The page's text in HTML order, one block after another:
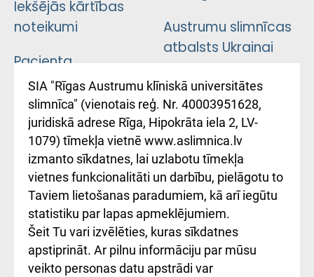
Iekšējās kārtības
noteikumi
Pacienta
atsauksmju/sūdzību
iesniegšanas
kārtība
Kā pie mums nokļūt
Rēķinu apmaksas
ceļvedis
Rekvizīti un
ārstniecības
Austrumu slimnīcas
atbalsts Ukrainai
Підтримка Східної
лікарні та співпраця з
Україною
SIA "Rīgas Austrumu klīniskā universitātes
slimnīca" (vienotais reģ. Nr. 40003951628,
juridiskā adrese Rīga, Hipokrāta iela 2, LV-
1079) tīmekļa vietnē www.aslimnica.lv
izmanto sīkdatnes, lai uzlabotu tīmekļa
vietnes funkcionalitāti un darbību, pielāgotu to
Taviem lietošanas paradumiem, kā arī iegūtu
statistiku par lapas apmeklējumiem.
Šeit Tu vari izvēlēties, kuras sīkdatnes
apstiprināt. Ar pilnu informāciju par mūsu
veikto personas datu apstrādi var